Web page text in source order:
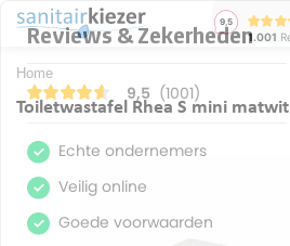
Ga
naar
inhoud
Home
Toiletwastafel Rhea S mini matwit